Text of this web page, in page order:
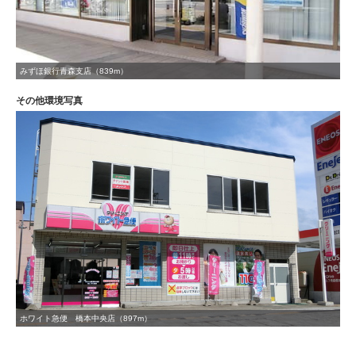
みずほ銀行青森支店（839m）
その他環境写真
ホワイト急便 橋本中央店（897m）